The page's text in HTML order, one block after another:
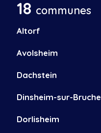
18 communes
Altorf
Avolsheim
Dachstein
Dinsheim-sur-Bruche
Dorlisheim